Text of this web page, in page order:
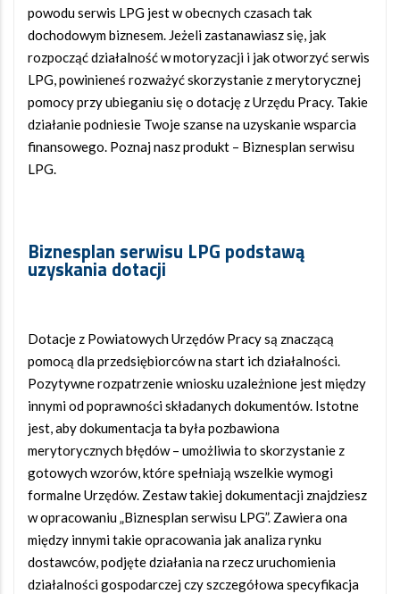
powodu serwis LPG jest w obecnych czasach tak
dochodowym biznesem. Jeżeli zastanawiasz się, jak
rozpocząć działalność w motoryzacji i jak otworzyć serwis
LPG, powinieneś rozważyć skorzystanie z merytorycznej
pomocy przy ubieganiu się o dotację z Urzędu Pracy. Takie
działanie podniesie Twoje szanse na uzyskanie wsparcia
finansowego. Poznaj nasz produkt – Biznesplan serwisu
LPG.
Biznesplan serwisu LPG podstawą
uzyskania dotacji
Dotacje z Powiatowych Urzędów Pracy są znaczącą
pomocą dla przedsiębiorców na start ich działalności.
Pozytywne rozpatrzenie wniosku uzależnione jest między
innymi od poprawności składanych dokumentów. Istotne
jest, aby dokumentacja ta była pozbawiona
merytorycznych błędów – umożliwia to skorzystanie z
gotowych wzorów, które spełniają wszelkie wymogi
formalne Urzędów. Zestaw takiej dokumentacji znajdziesz
w opracowaniu „Biznesplan serwisu LPG”. Zawiera ona
między innymi takie opracowania jak analiza rynku
dostawców, podjęte działania na rzecz uruchomienia
działalności gospodarczej czy szczegółowa specyfikacja